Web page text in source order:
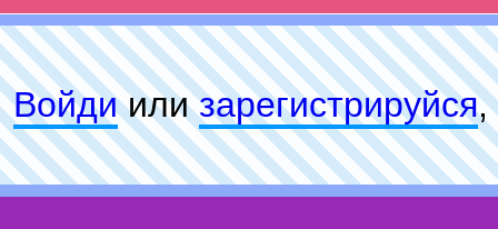
Войдиилизарeгиcтpируйся,